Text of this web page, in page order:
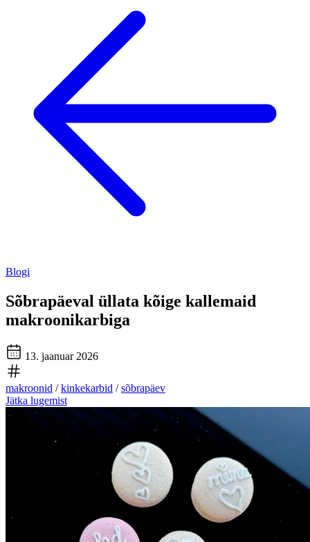
Blogi
Sõbrapäeval üllata kõige kallemaid
makroonikarbiga
13. jaanuar 2026
makroonid /kinkekarbid /sõbrapäev
Jätka lugemist